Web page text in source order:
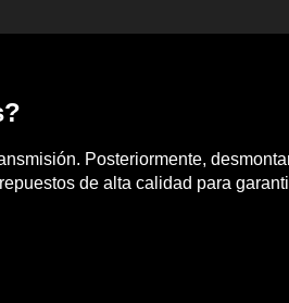
Posteriormente,
de alta calidad para